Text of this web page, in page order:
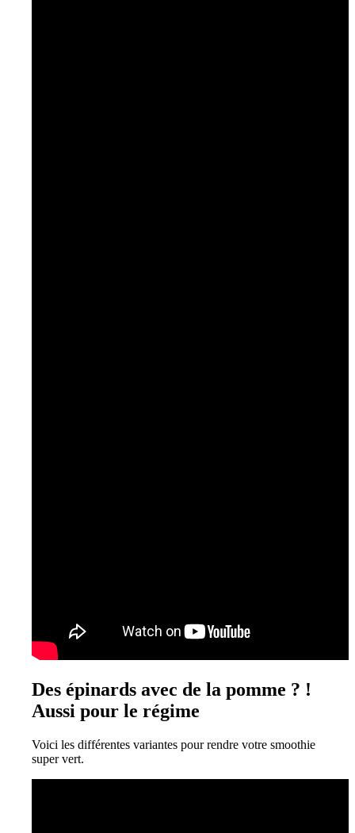
Des épinards avec de la pomme ? !
Aussi pour le régime
Voici les différentes variantes pour rendre votre smoothie
super vert.